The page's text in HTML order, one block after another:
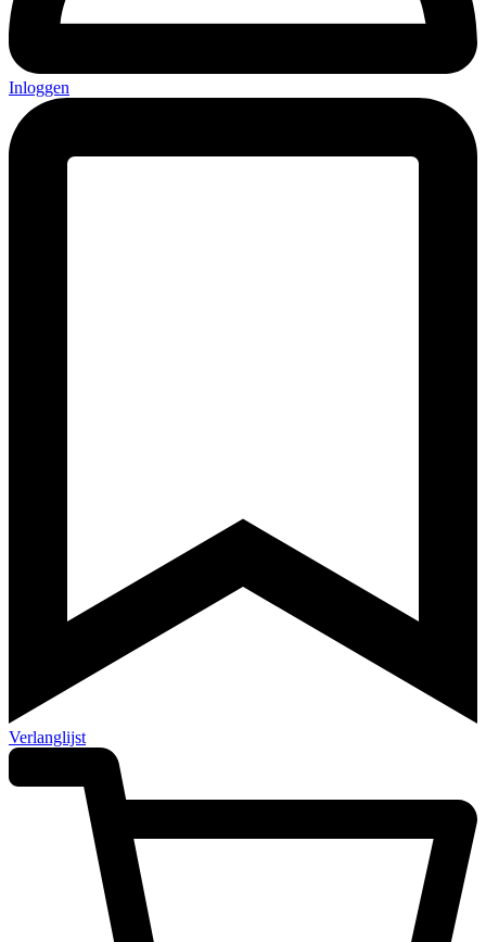
Inloggen
Verlanglijst